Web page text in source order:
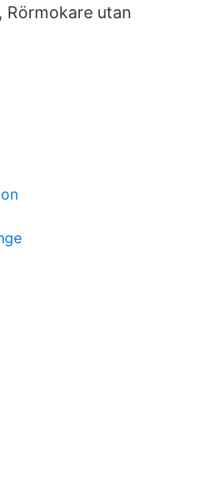
Rörmokare utan